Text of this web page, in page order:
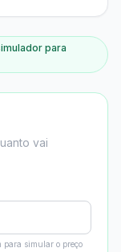
para
vai
para simular o preço